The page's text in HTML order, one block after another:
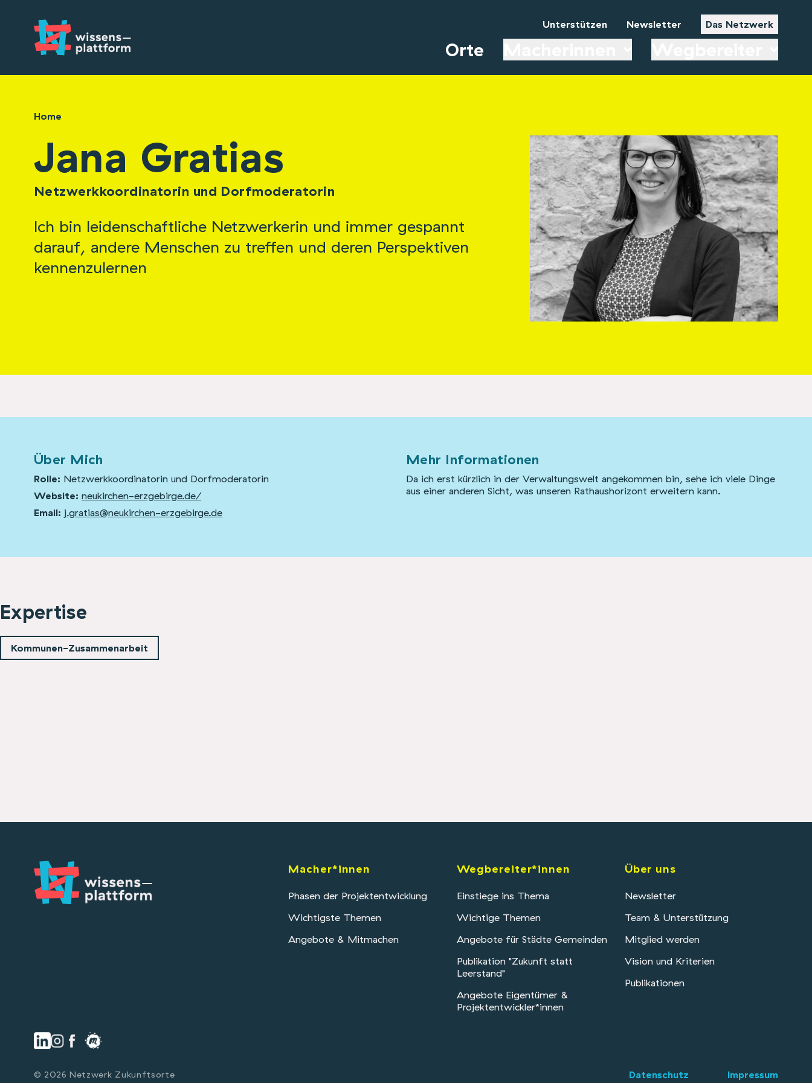
Unterstützen Newsletter Das Netzwerk
Orte
Home
Jana Gratias
Netzwerkkoordinatorin und Dorfmoderatorin
Ich bin leidenschaftliche Netzwerkerin und immer gespannt
darauf, andere Menschen zu treffen und deren Perspektiven
kennenzulernen
Über Mich
Rolle: Netzwerkkoordinatorin und Dorfmoderatorin
Website: neukirchen-erzgebirge.de/
Email: j.gratias@neukirchen-erzgebirge.de
Mehr Informationen
Da ich erst kürzlich in der Verwaltungswelt angekommen bin, sehe ich viele Dinge
aus einer anderen Sicht, was unseren Rathaushorizont erweitern kann.
Expertise
Kommunen-Zusammenarbeit
Macher*innen
Phasen der Projektentwicklung
Wichtigste Themen
Angebote & Mitmachen
Wegbereiter*innen
Einstiege ins Thema
Wichtige Themen
Angebote für Städte Gemeinden
Publikation "Zukunft statt
Leerstand"
Angebote Eigentümer &
Projektentwickler*innen
Über uns
Newsletter
Team & Unterstützung
Mitglied werden
Vision und Kriterien
Publikationen
Datenschutz Impressum
© 2026 Netzwerk Zukunftsorte